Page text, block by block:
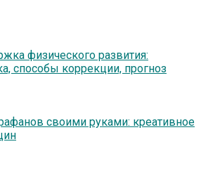
физического развития:
способы коррекции, прогноз
своими руками: креативное